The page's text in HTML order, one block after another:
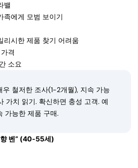
밸
족에게 모범 보이기
리시한 제품 찾기 어려움
격
소요
우 철저한 조사(1-2개월), 지속 가능
가치 읽기. 확신하면 충성 고객. 예
능한 제품 구매.
향 벤” (40-55세)